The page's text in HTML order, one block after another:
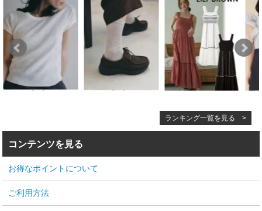
ランキング一覧を見る >
コンテンツを見る
お得なポイントについて
ご利用方法